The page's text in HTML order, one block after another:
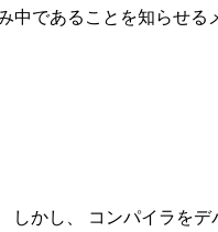
中であることを知らせる
かし、 コンパイラをデ